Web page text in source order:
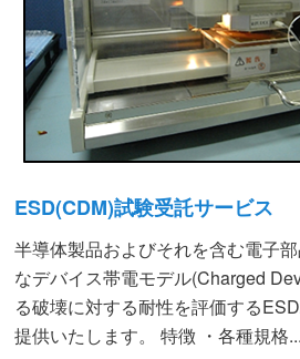
ESD(CDM)試験受託サービス
半導体製品およびそれを含む電子
なデバイス帯電モデル(Charged
る破壊に対する耐性を評価する
提供いたします。 特徴 ・各種規格...